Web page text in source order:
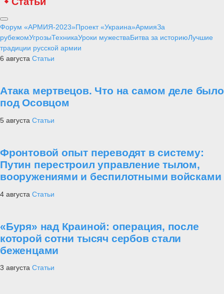
Форум «АРМИЯ-2023»Проект «Украина»АрмияЗа
рубежомУгрозыТехникаУроки мужестваБитва за историюЛучшие
традиции русской армии
6 августа Статьи
Атака мертвецов. Что на самом деле было
под Осовцом
5 августа Статьи
Фронтовой опыт переводят в систему:
Путин перестроил управление тылом,
вооружениями и беспилотными войсками
4 августа Статьи
«Буря» над Краиной: операция, после
которой сотни тысяч сербов стали
беженцами
3 августа Статьи